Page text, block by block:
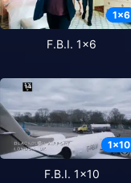
1x6
F.B.I. 1x6
1x10
F.B.I. 1x10